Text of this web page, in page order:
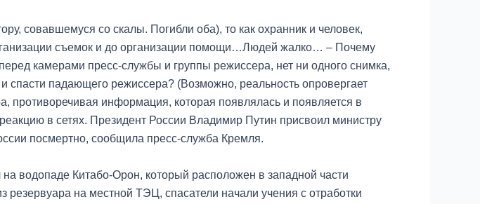
совавшемуся со скалы. Погибли оба), то как охранник и человек,
съемок и до организации помощи…Людей жалко… – Почему
камерами пресс-службы и группы режиссера, нет ни одного снимка,
спасти падающего режиссера? (Возможно, реальность опровергает
информация, которая появлялась и появляется в
в сетях. Президент России Владимир Путин присвоил министру
посмертно, сообщила пресс-служба Кремля.
водопаде Китабо-Орон, который расположен в западной части
на местной ТЭЦ, спасатели начали учения с отработки